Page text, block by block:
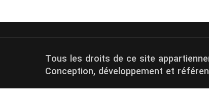
Tous les droits de ce site
Conception, développement et